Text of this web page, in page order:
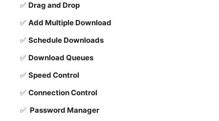
Drag and Drop
Add Multiple Download
Schedule Downloads
Download Queues
Speed Control
Connection Control
Password Manager